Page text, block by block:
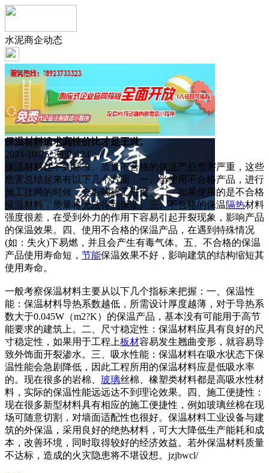
水泥商企动态
保温材料追求高性价比才是王道。
2024-10-25 浏览:124
保温材料达不到标准、质量不合格的保温产品危害严重，这些
危害总结起来有以下几个方面：一、当使用不合格产品，进行
施工挂网的时候，会影响施工进度。二、如果使用的是不合格
保温材料，质量将无法得到保证。三、不合格的保温隔热材料
强度很差，在受到外力的作用下容易引起开裂现象，影响产品
的保温效果。四、使用不合格的保温产品，在遇到特殊情况
(如：失火)下易燃，并且会产生有毒气体。五、不合格的保温
产品使用寿命短， 节能保温效果不好，影响建筑的结构缩短其
使用寿命。
一般考察保温材料主要从以下几个指标来把握：一、保温性
能：保温材料导热系数越低，所需设计厚度越薄，对于导热系
数大于0.045W（m2?K）的保温产品，基本没有可能用于高节
能要求的建筑上。二、尺寸稳定性：保温材料应具有良好的尺
寸稳定性，如果用于工程上板材容易发生翘曲变形，就容易导
致外饰面开裂渗水。三、吸水性能：保温材料在吸水状态下保
温性能会急剧降低，因此工程所用的保温材料应是低吸水率
的。现在很多的岩棉、 玻璃丝棉、橡塑类材料都是高吸水性材
料，实际的保温性能远远达不到理论效果。四、施工便捷性：
现在很多新型材料具有相应的施工便捷性，例如玻璃丝棉在现
场可随意切割，对墙面适配性也很好。保温材料工业设备与建
筑的外保温，采用良好的绝热材料，可大大降低生产能耗和成
本，改善环境，同时取得较好的经济效益。若外保温材料质量
不达标，造成的火灾隐患将不堪设想。jzjbwcl/